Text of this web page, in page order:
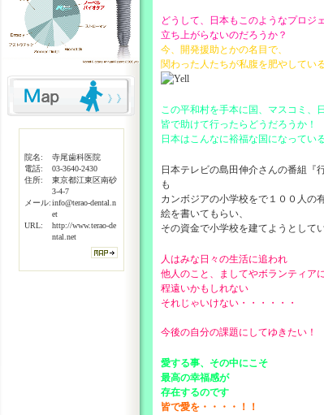
どうして、日本もこのようなプロジ
立ち上がらないのだろうか？
今、開発援助とかの名目で、
関わった人たちが私腹を肥やしてい
この平和村を手本に国、マスコミ、
皆で助けて行ったらどうだろうか！
日本はこんなに裕福な国になってい
日本テレビの島田伸介さんの番組『
も
カンボジアの小学校をで１００人の
絵を書いてもらい、
その資金で小学校を建てようとして
人はみな日々の生活に追われ
他人のこと、ましてやボランティア
程遠いかもしれない
それじゃいけない・・・・・・
今後の自分の課題にしてゆきたい！
愛する事、その中にこそ
最高の幸福感が
存在するのです
皆で愛を・・・・！！
院名:
寺尾歯科医院
電話:
03-3640-2430
住所:
東京都江東区南砂
3-4-7
メール:info@terao-dental.n
et
URL:
http://www.terao-de
ntal.net